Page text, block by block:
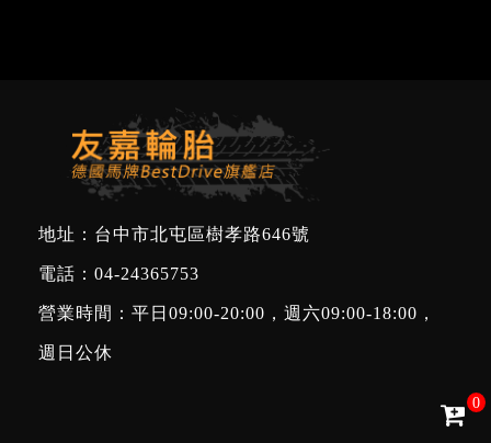
0
地址：台中市北屯區樹孝路646號
電話： 04-24365753
營業時間：平日09:00-20:00，週六09:00-18:00，
週日公休